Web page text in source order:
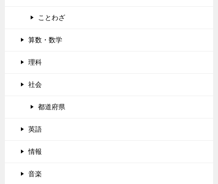
ことわざ
算数・数学
理科
社会
都道府県
英語
情報
音楽